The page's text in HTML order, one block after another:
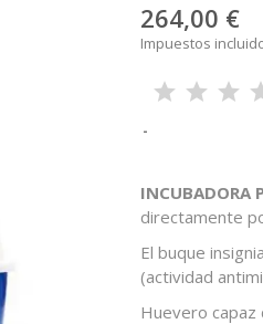
264,00 €
Impuestos
INCUBADORA
directamente
El buque
(actividad
Huevero capaz